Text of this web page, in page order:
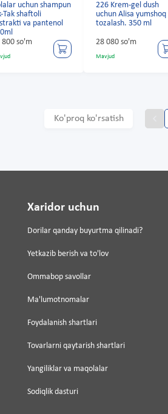
uchun shampun
Tak shaftoli
va pantenol
800 so'm
226 Krem-gel dush
uchun Alisa yumshoq
tozalash. 350 ml
28 080 so'm
Mavjud
Ko'proq ko'rsatish
Xaridor uchun
Dorilar qanday buyurtma qilinadi?
Yetkazib berish va to'lov
Ommabop savollar
Ma'lumotnomalar
Foydalanish shartlari
Tovarlarni qaytarish shartlari
Yangiliklar va maqolalar
Sodiqlik dasturi